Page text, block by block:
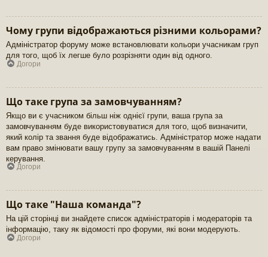
Чому групи відображаються різними кольорами?
Адміністратор форуму може встановлювати кольори учасникам груп
для того, щоб їх легше було розрізняти один від одного.
Догори
Що таке група за замовчуванням?
Якщо ви є учасником більш ніж однієї групи, ваша група за
замовчуванням буде використовуватися для того, щоб визначити,
який колір та звання буде відображатись. Адміністратор може надати
вам право змінювати вашу групу за замовчуванням в вашій Панелі
керування.
Догори
Що таке "Наша команда"?
На цій сторінці ви знайдете список адміністраторів і модераторів та
інформацію, таку як відомості про форуми, які вони модерують.
Догори